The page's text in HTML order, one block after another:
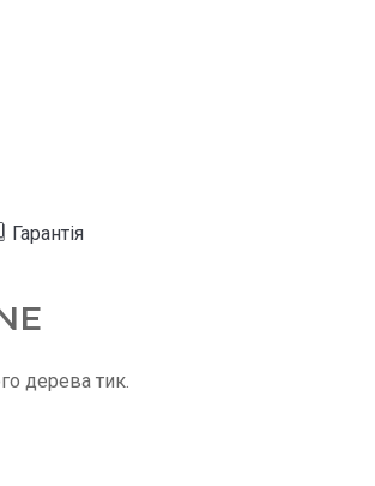
Гарантія
дерева тик.